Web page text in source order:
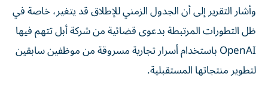
وأشار التقرير إلى أن الجدول الزمني للإطلاق قد يتغير، خاصة في
ظل التطورات المرتبطة بدعوى قضائية من شركة أبل تتهم فيها
OpenAI باستخدام أسرار تجارية مسروقة من موظفين سابقين
لتطوير منتجاتها المستقبلية.